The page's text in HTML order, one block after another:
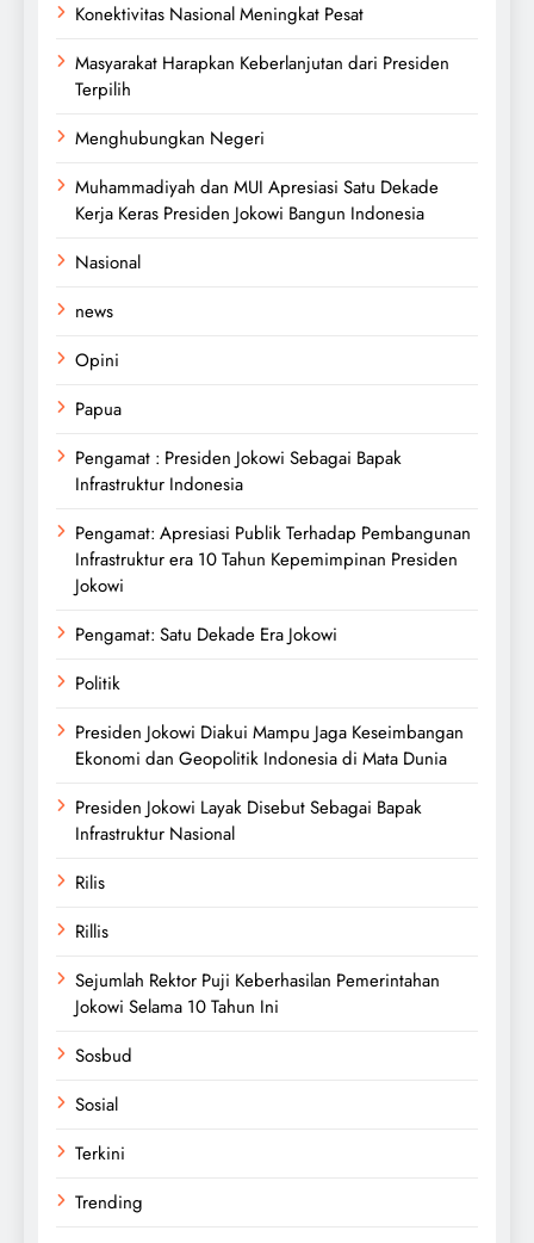
Konektivitas Nasional Meningkat Pesat
Masyarakat Harapkan Keberlanjutan dari Presiden
Terpilih
Menghubungkan Negeri
Muhammadiyah dan MUI Apresiasi Satu Dekade
Kerja Keras Presiden Jokowi Bangun Indonesia
Nasional
news
Opini
Papua
Pengamat : Presiden Jokowi Sebagai Bapak
Infrastruktur Indonesia
Pengamat: Apresiasi Publik Terhadap Pembangunan
Infrastruktur era 10 Tahun Kepemimpinan Presiden
Jokowi
Pengamat: Satu Dekade Era Jokowi
Politik
Presiden Jokowi Diakui Mampu Jaga Keseimbangan
Ekonomi dan Geopolitik Indonesia di Mata Dunia
Presiden Jokowi Layak Disebut Sebagai Bapak
Infrastruktur Nasional
Rilis
Rillis
Sejumlah Rektor Puji Keberhasilan Pemerintahan
Jokowi Selama 10 Tahun Ini
Sosbud
Sosial
Terkini
Trending